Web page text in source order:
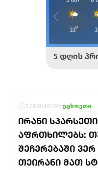
1786049765 უცხოეთი
ᲘᲠᲐᲜᲘ
ᲐᲤᲠᲗᲮᲘᲚᲔᲑᲡ:
ᲨᲔᲩᲔᲠᲔᲑᲐᲨᲘ
ᲗᲔᲘᲠᲐᲜᲘ ᲛᲐᲗ